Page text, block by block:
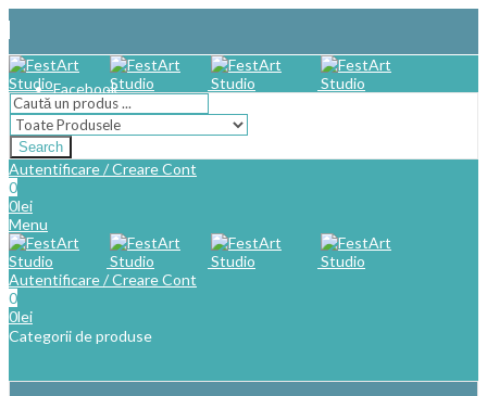
Facebook
Search
Autentificare / Creare Cont
0
0lei
Menu
Autentificare / Creare Cont
0
0lei
Categorii de produse